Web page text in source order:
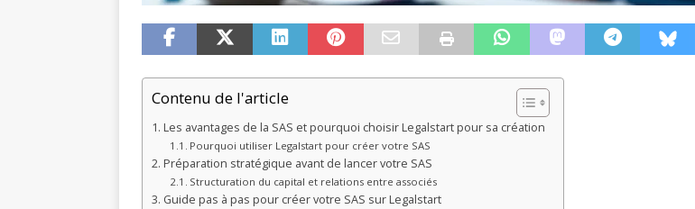
Contenu de l'article
Les avantages de la SAS et pourquoi choisir Legalstart pour sa création
Pourquoi utiliser Legalstart pour créer votre SAS
Préparation stratégique avant de lancer votre SAS
Structuration du capital et relations entre associés
Guide pas à pas pour créer votre SAS sur Legalstart